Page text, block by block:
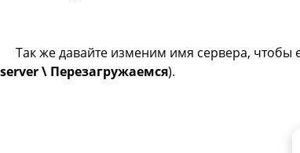
Так же давайте изменим имя сервера, чтобы
server \ Перезагружаемся).